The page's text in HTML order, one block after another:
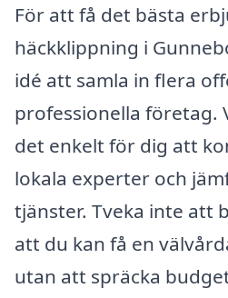
För att få det bästa
häckklippning i
idé att samla in flera
professionella företag.
det enkelt för dig att
lokala experter och
tjänster. Tveka inte att
att du kan få en
utan att spräcka